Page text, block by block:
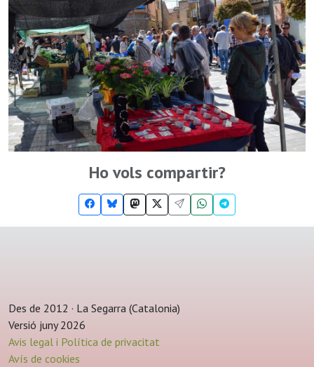
Ho vols compartir?
Des de 2012 · La Segarra (Catalonia)
Versió juny 2026
Avis legal i Política de privacitat
Avís de cookies